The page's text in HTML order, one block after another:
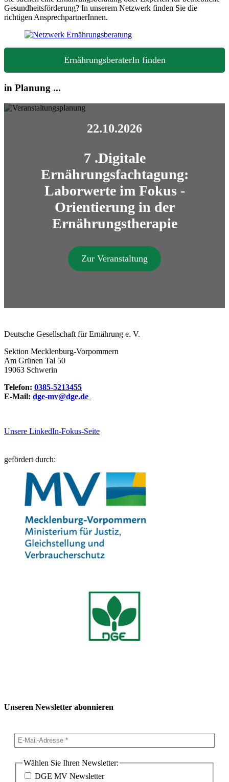
Gesundheitsförderung? In unserem Netzwerk finden Sie die
richtigen AnsprechpartnerInnen.
ErnährungsberaterIn finden
in Planung ...
22.10.2026
7 .Digitale
Ernährungsfachtagung:
Laborwerte im Fokus -
Orientierung in der
Ernährungstherapie
Zur Veranstaltung
Deutsche Gesellschaft für Ernährung e. V.
Sektion Mecklenburg-Vorpommern
Am Grünen Tal 50
19063 Schwerin
Telefon: 0385-5213455
E-Mail: dge-mv@dge.de
Unsere LinkedIn-Fokus-Seite
gefördert durch:
Unseren Newsletter abonnieren
Wählen Sie Ihren Newsletter:
DGE MV Newsletter